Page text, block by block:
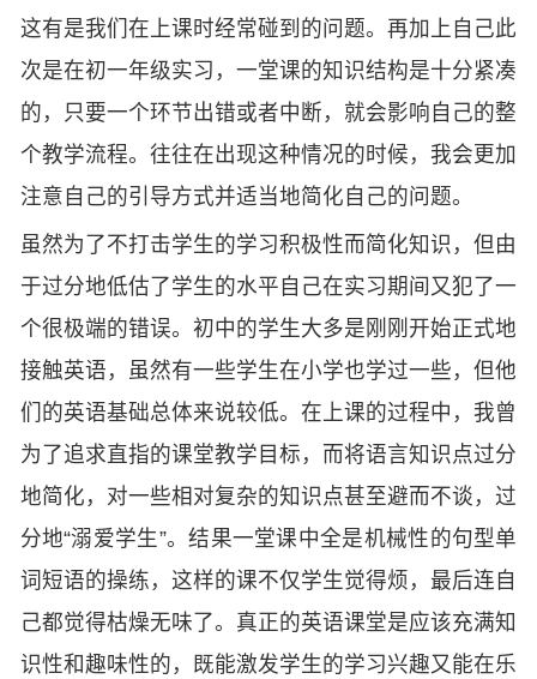
这有是我们在上课时经常碰到的问题。再加上自己此
次是在初一年级实习，一堂课的知识结构是十分紧凑
的，只要一个环节出错或者中断，就会影响自己的整
个教学流程。往往在出现这种情况的时候，我会更加
注意自己的引导方式并适当地简化自己的问题。
虽然为了不打击学生的学习积极性而简化知识，但由
于过分地低估了学生的水平自己在实习期间又犯了一
个很极端的错误。初中的学生大多是刚刚开始正式地
接触英语，虽然有一些学生在小学也学过一些，但他
们的英语基础总体来说较低。在上课的过程中，我曾
为了追求直指的课堂教学目标，而将语言知识点过分
地简化，对一些相对复杂的知识点甚至避而不谈，过
分地“溺爱学生”。结果一堂课中全是机械性的句型单
词短语的操练，这样的课不仅学生觉得烦，最后连自
己都觉得枯燥无味了。真正的英语课堂是应该充满知
识性和趣味性的，既能激发学生的学习兴趣又能在乐